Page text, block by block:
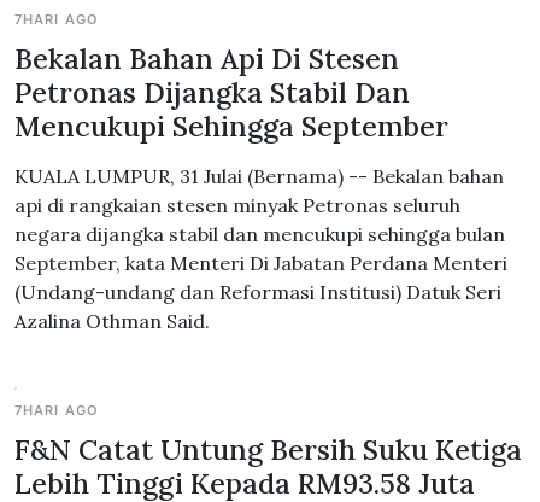
7HARI AGO
Bekalan Bahan Api Di Stesen
Petronas Dijangka Stabil Dan
Mencukupi Sehingga September
KUALA LUMPUR, 31 Julai (Bernama) -- Bekalan bahan
api di rangkaian stesen minyak Petronas seluruh
negara dijangka stabil dan mencukupi sehingga bulan
September, kata Menteri Di Jabatan Perdana Menteri
(Undang-undang dan Reformasi Institusi) Datuk Seri
Azalina Othman Said.
7HARI AGO
F&N Catat Untung Bersih Suku Ketiga
Lebih Tinggi Kepada RM93.58 Juta